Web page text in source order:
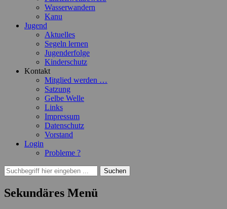
Wasserwandern
Kanu
Jugend
Aktuelles
Segeln lernen
Jugenderfolge
Kinderschutz
Kontakt
Mitglied werden …
Satzung
Gelbe Welle
Links
Impressum
Datenschutz
Vorstand
Login
Probleme ?
Suchen
Suchen
nach:
Sekundäres Menü